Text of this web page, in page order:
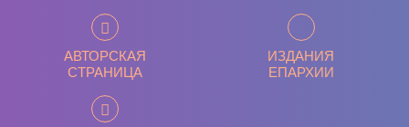
АВТОРСКАЯ
СТРАНИЦА
ИЗДАНИЯ
ЕПАРХИИ